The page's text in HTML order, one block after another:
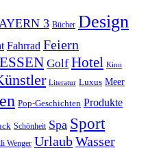
3 Bücher Design
Fahrrad Feiern
Golf Hotel Kino
Literatur Luxus Meer
Pop-Geschichten Produkte
Schönheit Spa Sport
Wenger UrlaubWasser